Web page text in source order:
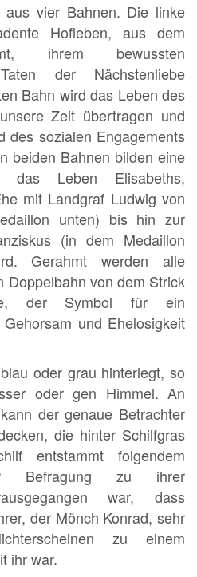
aus vier Bahnen. Die linke
Hofleben, aus dem
ihrem bewussten
der Nächstenliebe
Bahn wird das Leben des
Zeit übertragen und
des sozialen Engagements
beiden Bahnen bilden eine
das Leben Elisabeths,
mit Landgraf Ludwig von
unten) bis hin zur
(in dem Medaillon
Gerahmt werden alle
Doppelbahn von dem Strick
der Symbol für ein
und Ehelosigkeit
oder grau hinterlegt, so
oder gen Himmel. An
der genaue Betrachter
die hinter Schilfgras
entstammt folgendem
Befragung zu ihrer
war, dass
der Mönch Konrad, sehr
zu einem
ihr war.